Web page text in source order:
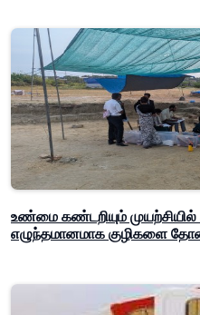
உண்மை கண்டறியும்
எழுந்தமானமாக குழிகளை